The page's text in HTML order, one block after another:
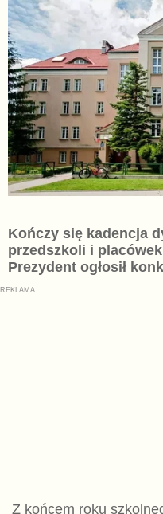
Kończy się kadencja
przedszkoli i
Prezydent ogłosił
Z końcem roku